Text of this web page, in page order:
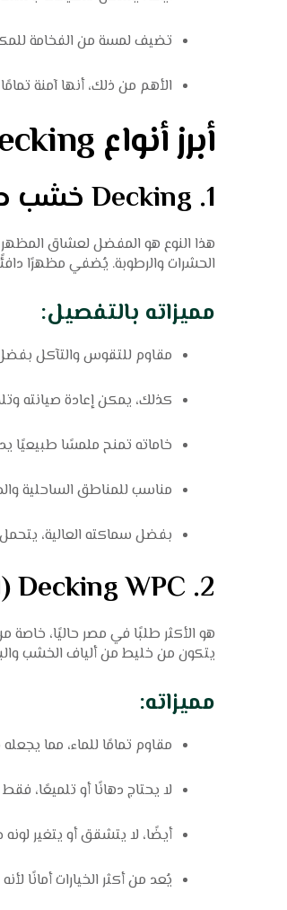
تضيف لمسة من الفخامة
الأهم من ذلك، أنها آمنة
أبرز أنواع Decking التي تقدمها شركة Green Grass
1. Decking خشب طبيعي معالج
هذا النوع هو المفضل لعشاق
الحشرات والرطوبة. يُضفي مظهرًا
مميزاته بالتفصيل:
مقاوم للتقوس والتآكل بفضل
كذلك، يمكن إعادة صيانته
خاماته تمنح ملمسًا طبيعيًا
مناسب للمناطق الساحلية
بفضل سماكته العالية،
2. Decking WPC (الخشب البلاستيكي المركب)
هو الأكثر طلبًا في مصر حاليًا، خاصة
يتكون من خليط من ألياف الخشب
مميزاته:
مقاوم تمامًا للماء، مما
لا يحتاج دهانًا أو تلميعًا،
أيضًا، لا يتشقق أو يتغير
يُعد من أكثر الخيارات أمانًا